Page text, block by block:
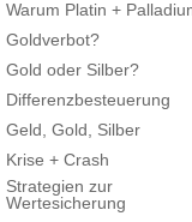
Warum Platin +
Goldverbot?
Gold oder Silber?
Differenzbesteuerung
Geld, Gold, Silber
Krise + Crash
Strategien zur
Wertesicherung